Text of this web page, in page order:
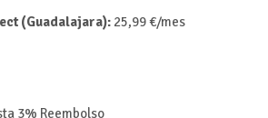
(Guadalajara):25,99 €/mes
3% Reembolso